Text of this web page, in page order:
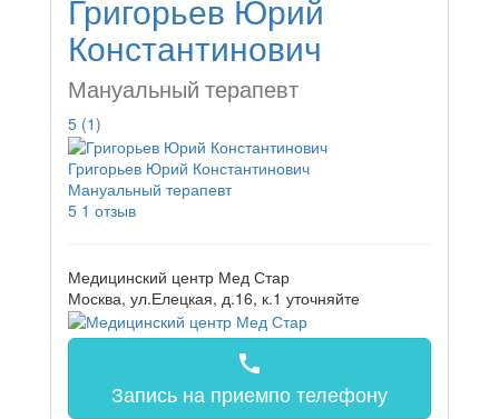
Григорьев Юрий
Константинович
Мануальный терапевт
5 (1)
Григорьев Юрий Константинович
Мануальный терапевт
5 1 отзыв
Медицинский центр Мед Стар
Москва, ул.Елецкая, д.16, к.1 уточняйте
call
Запись на приемпо телефону